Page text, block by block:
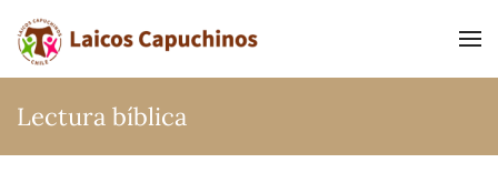
Ir al contenido principal
Lectura bíblica